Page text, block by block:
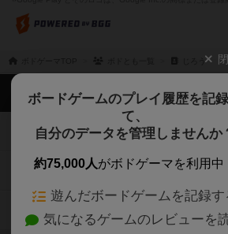
じろう
ボードゲームのプレイ履歴を記
て、
自分のデータを管理しませんか
約75,000人がボドゲーマを利用中
遊んだボードゲームを記録す
気になるゲームのレビューを
ボドゲーマTOP
ボードゲームを検索する
ボードゲームの新着レビュー
ボードゲーム会情報